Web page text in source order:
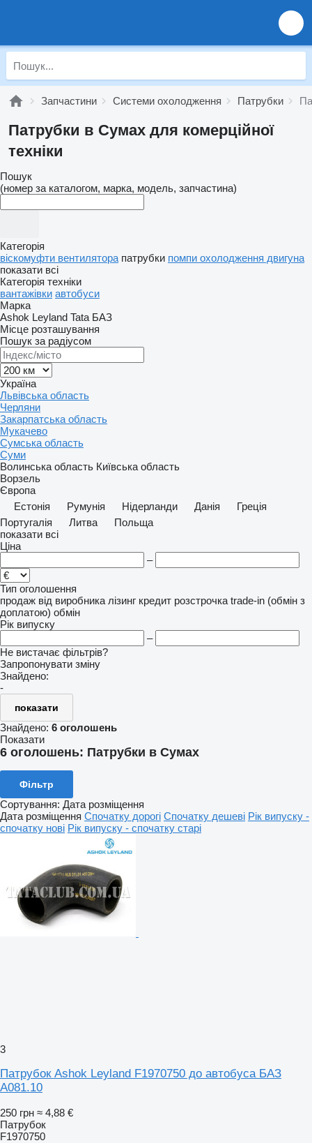
Запчастини Системи охолодження Патрубки
Патрубки в Сумах для комерційної
техніки
Пошук
(номер за каталогом, марка, модель, запчастина)
Категорія
віскомуфти вентилятора патрубки помпи охолодження двигуна
показати всі
Категорія техніки
вантажівки автобуси
Марка
Ashok Leyland Tata БАЗ
Місце розташування
Пошук за радіусом
Україна
Львівська область
Черляни
Закарпатська область
Мукачево
Сумська область
Суми
Волинська область Київська область
Ворзель
Європа
Естонія
Румунія Нідерланди Данія
Греція
Португалія
Литва
Польща
показати всі
Ціна
–
Тип оголошення
продаж від виробника лізинг кредит розстрочка trade-in (обмін з
доплатою) обмін
Рік випуску
–
Не вистачає фільтрів?
Запропонувати зміну
Знайдено:
-
показати
Знайдено: 6 оголошень
Показати
6 оголошень: Патрубки в Сумах
Фільтр
Сортування: Дата розміщення
Дата розміщення Спочатку дорогі Спочатку дешеві Рік випуску -
спочатку нові Рік випуску - спочатку старі
3
Патрубок Ashok Leyland F1970750 до автобуса БАЗ
А081.10
250 грн ≈ 4,88 €
Патрубок
F1970750